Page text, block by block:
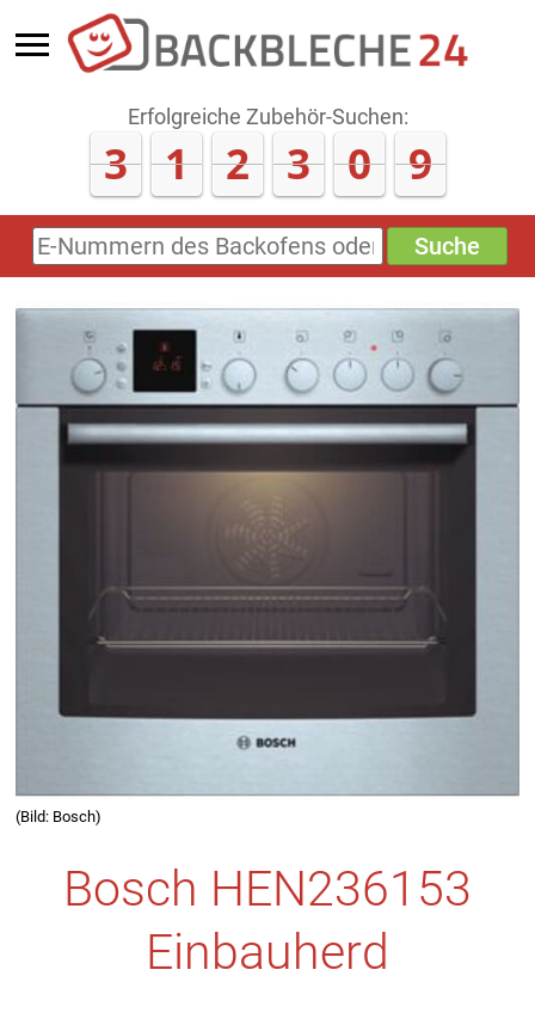
Erfolgreiche Zubehör-Suchen:
3 1 2 3 0 9
E-
Nummern
Backofens
Zubehörs
Sonderzeichen)
Suche
(Bild: Bosch)
Bosch HEN236153
Einbauherd